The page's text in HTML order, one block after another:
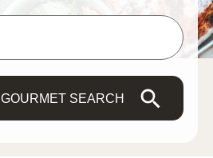
GOURMET SEARCH